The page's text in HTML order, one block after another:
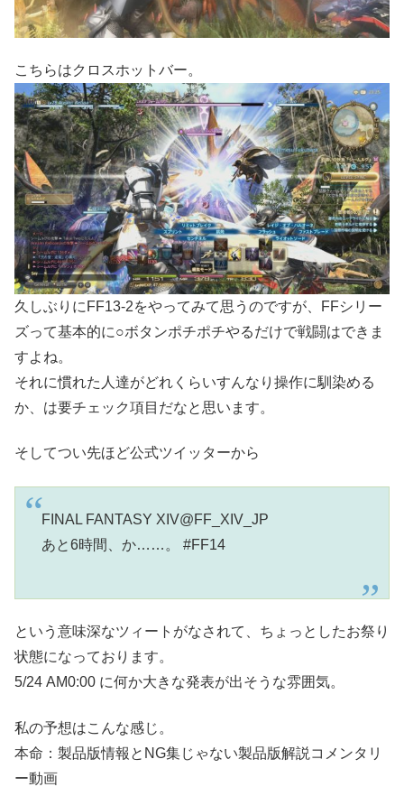
こちらはクロスホットバー。
久しぶりにFF13-2をやってみて思うのですが、FFシリー
ズって基本的に○ボタンポチポチやるだけで戦闘はできま
すよね。
それに慣れた人達がどれくらいすんなり操作に馴染める
か、は要チェック項目だなと思います。
そしてつい先ほど公式ツイッターから
FINAL FANTASY XIV@FF_XIV_JP
あと6時間、か……。 #FF14
という意味深なツィートがなされて、ちょっとしたお祭り
状態になっております。
5/24 AM0:00 に何か大きな発表が出そうな雰囲気。
私の予想はこんな感じ。
本命：製品版情報とNG集じゃない製品版解説コメンタリ
ー動画